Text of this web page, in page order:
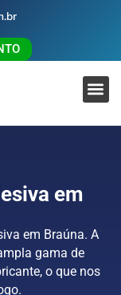
em
em Braúna. A
gama de
o que nos